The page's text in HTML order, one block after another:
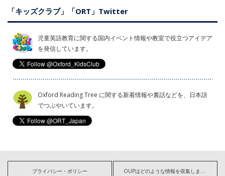
「キッズクラブ」「ORT」Twitter
児童英語教育に関する国内イベント情報や教室で役立つアイデア
を発信しています。
Oxford Reading Tree に関する新着情報や裏話などを、日本語
でつぶやいています。
プライバシー・ポリシー OUPはどのような情報を収集しますか?